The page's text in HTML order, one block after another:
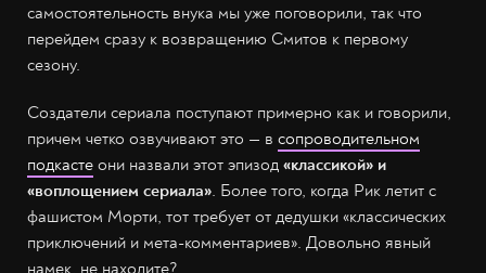
самостоятельность внука мы уже поговорили, так что
перейдем сразу к возвращению Смитов к первому
сезону.
Создатели сериала поступают примерно как и говорили,
причем четко озвучивают это — в сопроводительном
подкасте они назвали этот эпизод «классикой» и
«воплощением сериала». Более того, когда Рик летит с
фашистом Морти, тот требует от дедушки «классических
приключений и мета-комментариев». Довольно явный